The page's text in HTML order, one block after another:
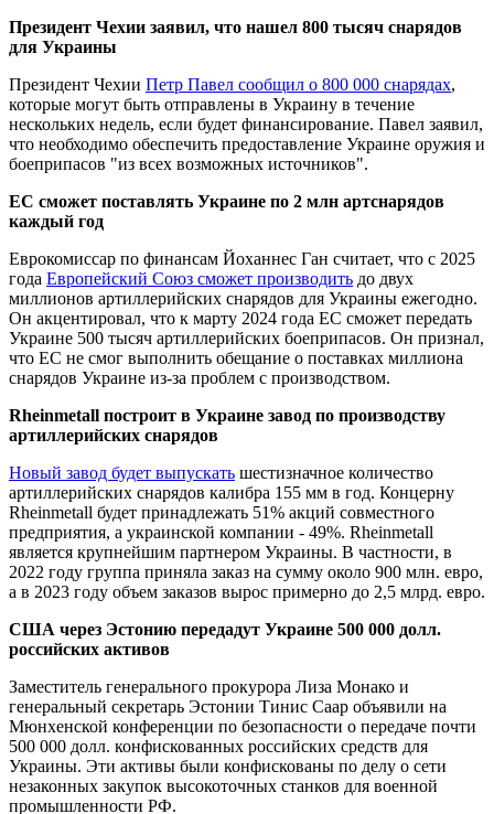
Президент Чехии заявил, что нашел 800 тысяч снарядов
для Украины
Президент Чехии Петр Павел сообщил о 800 000 снарядах,
которые могут быть отправлены в Украину в течение
нескольких недель, если будет финансирование. Павел заявил,
что необходимо обеспечить предоставление Украине оружия и
боеприпасов "из всех возможных источников".
ЕС сможет поставлять Украине по 2 млн артснарядов
каждый год
Еврокомиссар по финансам Йоханнес Ган считает, что с 2025
года Европейский Союз сможет производить до двух
миллионов артиллерийских снарядов для Украины ежегодно.
Он акцентировал, что к марту 2024 года ЕС сможет передать
Украине 500 тысяч артиллерийских боеприпасов. Он признал,
что ЕС не смог выполнить обещание о поставках миллиона
снарядов Украине из-за проблем с производством.
Rheinmetall построит в Украине завод по производству
артиллерийских снарядов
Новый завод будет выпускать шестизначное количество
артиллерийских снарядов калибра 155 мм в год. Концерну
Rheinmetall будет принадлежать 51% акций совместного
предприятия, а украинской компании - 49%. Rheinmetall
является крупнейшим партнером Украины. В частности, в
2022 году группа приняла заказ на сумму около 900 млн. евро,
а в 2023 году объем заказов вырос примерно до 2,5 млрд. евро.
США через Эстонию передадут Украине 500 000 долл.
российских активов
Заместитель генерального прокурора Лиза Монако и
генеральный секретарь Эстонии Тинис Саар объявили на
Мюнхенской конференции по безопасности о передаче почти
500 000 долл. конфискованных российских средств для
Украины. Эти активы были конфискованы по делу о сети
незаконных закупок высокоточных станков для военной
промышленности РФ.